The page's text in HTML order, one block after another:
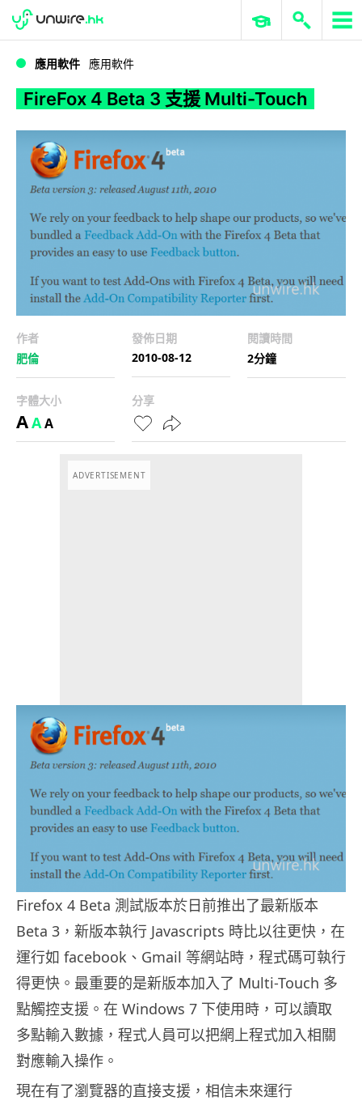
FireFox 4 Beta 3 支援 Multi-Touch
WWDC 2026 ERP 與商業 AI
應用軟件 應用軟件
FireFox 4 Beta 3 支援 Multi-Touch
作者
肥倫
發佈日期
2010-08-12
閱讀時間
2分鐘
字體大小
AAA
分享
ADVERTISEMENT
Firefox 4 Beta 測試版本於日前推出了最新版本
Beta 3，新版本執行 Javascripts 時比以往更快，在
運行如 facebook、Gmail 等網站時，程式碼可執行
得更快。最重要的是新版本加入了 Multi-Touch 多
點觸控支援。在 Windows 7 下使用時，可以讀取
多點輸入數據，程式人員可以把網上程式加入相關
對應輸入操作。
現在有了瀏覽器的直接支援，相信未來運行